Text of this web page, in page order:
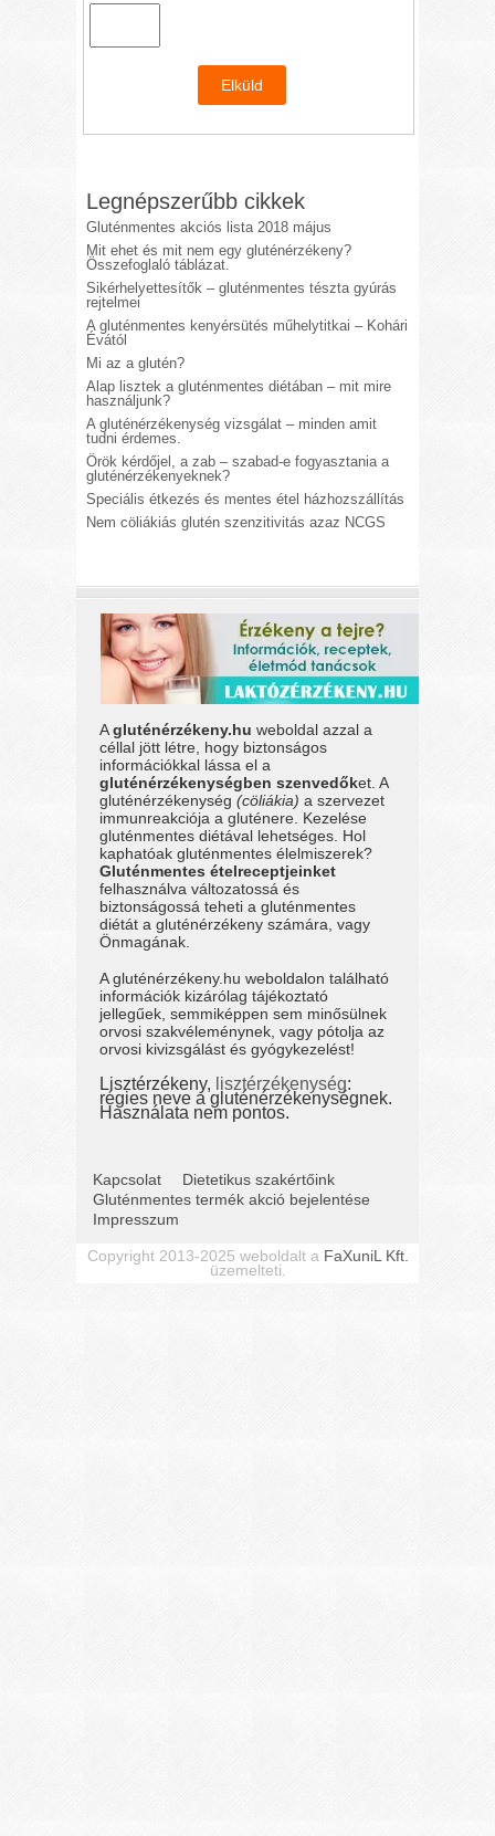
Legnépszerűbb cikkek
Gluténmentes akciós lista 2018 május
Mit ehet és mit nem egy gluténérzékeny?
Összefoglaló táblázat.
Sikérhelyettesítők – gluténmentes tészta gyúrás
rejtelmei
A gluténmentes kenyérsütés műhelytitkai – Kohári
Évától
Mi az a glutén?
Alap lisztek a gluténmentes diétában – mit mire
használjunk?
A gluténérzékenység vizsgálat – minden amit
tudni érdemes.
Örök kérdőjel, a zab – szabad-e fogyasztania a
gluténérzékenyeknek?
Speciális étkezés és mentes étel házhozszállítás
Nem cöliákiás glutén szenzitivitás azaz NCGS
Agluténérzékeny.hu weboldal azzal a
céllal jött létre, hogy biztonságos
információkkal lássa el a
gluténérzékenységben szenvedőket. A
gluténérzékenység(cöliákia) a szervezet
immunreakciója a gluténere. Kezelése
gluténmentes diétával lehetséges. Hol
kaphatóak gluténmentes élelmiszerek?
Gluténmentes ételreceptjeinket
felhasználva változatossá és
biztonságossá teheti a gluténmentes
diétát a gluténérzékeny számára, vagy
Önmagának.
A gluténérzékeny.hu weboldalon található
információk kizárólag tájékoztató
jellegűek, semmiképpen sem minősülnek
orvosi szakvéleménynek, vagy pótolja az
orvosi kivizsgálást és gyógykezelést!
Lisztérzékeny, lisztérzékenység:
régies neve a gluténérzékenységnek.
Használata nem pontos.
Kapcsolat
Dietetikus szakértőink
Gluténmentes termék akció bejelentése
Impresszum
Copyright 2013-2025 weboldalt a FaXuniL Kft.
üzemelteti.